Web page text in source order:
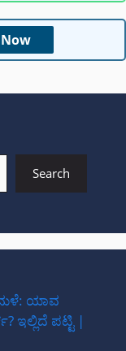
Search
ಮಳೆ: ಯಾವ
ಇಲ್ಲಿದೆ ಪಟ್ಟಿ |